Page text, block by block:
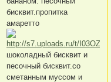
бисквит.пропитка
амаретто
шоколадный бисквит и
песочный бисквит.со
сметанным муссом и